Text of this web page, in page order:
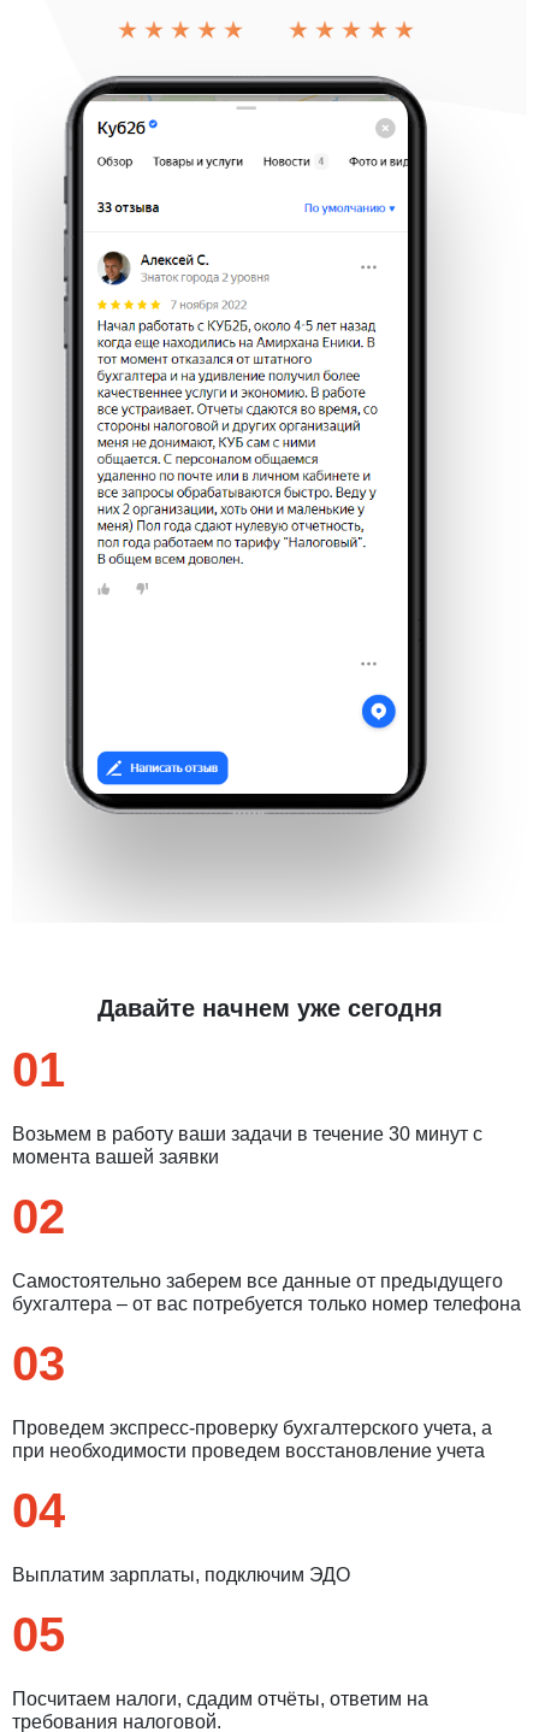
Давайте начнем уже сегодня
01
Возьмем в работу ваши задачи в течение 30 минут с
момента вашей заявки
02
Самостоятельно заберем все данные от предыдущего
бухгалтера – от вас потребуется только номер телефона
03
Проведем экспресс-проверку бухгалтерского учета, а
при необходимости проведем восстановление учета
04
Выплатим зарплаты, подключим ЭДО
05
Посчитаем налоги, сдадим отчёты, ответим на
требования налоговой.
перезвоним!
ПринимаюПолитику конфиденциальности